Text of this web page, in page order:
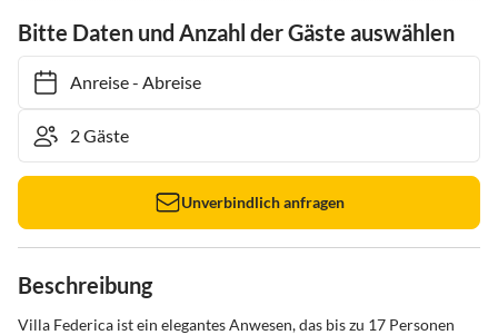
Bitte Daten und Anzahl der Gäste auswählen
Anreise- Abreise
Unverbindlich anfragen
Beschreibung
Villa Federica ist ein elegantes Anwesen, das bis zu 17 Personen